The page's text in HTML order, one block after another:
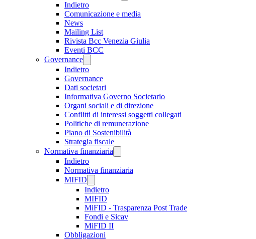
Indietro
Comunicazione e media
News
Mailing List
Rivista Bcc Venezia Giulia
Eventi BCC
Governance
Indietro
Governance
Dati societari
Informativa Governo Societario
Organi sociali e di direzione
Conflitti di interessi soggetti collegati
Politiche di remunerazione
Piano di Sostenibilità
Strategia fiscale
Normativa finanziaria
Indietro
Normativa finanziaria
MIFID
Indietro
MIFID
MiFID - Trasparenza Post Trade
Fondi e Sicav
MiFID II
Obbligazioni